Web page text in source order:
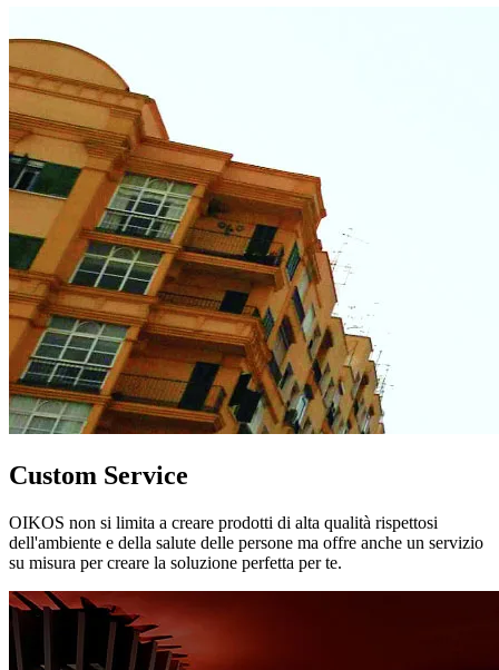
Custom Service
OIKOS non si limita a creare prodotti di alta qualità rispettosi
dell'ambiente e della salute delle persone ma offre anche un servizio
su misura per creare la soluzione perfetta per te.